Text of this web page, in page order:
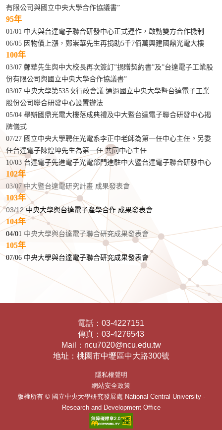
有限公司與國立中央大學合作協議書”
95年
01/01 中大與台達電子聯合研發中心正式運作，啟動雙方合作機制
06/05 因物價上漲，鄭崇華先生再捐助5千7佰萬興建國鼎光電大樓
100年
03/07 鄭華先生與中大校長再次簽訂”捐贈契約書”及”台達電子工業股
份有限公司與國立中央大學合作協議書”
03/07 中央大學第535次行政會議 通過國立中央大學暨台達電子工業
股份公司聯合研發中心設置辦法
05/04 舉辦國鼎光電大樓落成典禮及中大暨台達電子聯合研發中心揭
牌儀式
07/27 國立中央大學聘任光電系李正中老師為第一任中心主任。另委
任台達電子陳煌坤先生為第一任 共同中心主任
10/03 台達電子先進電子光電部門進駐中大暨台達電子聯合研發中心
102年
03/07 中大暨台達電研究計畫 成果發表會
103年
03/12中央大學與台達電子產學合作 成果發表會
104年
04/01 中央大學與台達電子聯合研究成果發表會
105年
07/06 中央大學與台達電子聯合研究成果發表會
電話： 03-4227151
傳真： 03-4276543
Mail： ncu7020@ncu.edu.tw
地址： 桃園市中壢區中大路300號
隱私權聲明
網站安全政策
版權所有 © 國立中央大學研究發展處 National Central University -
Research and Development Office